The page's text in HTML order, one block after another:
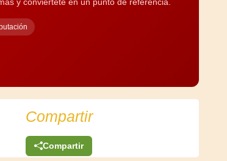
Compartir
Compartir